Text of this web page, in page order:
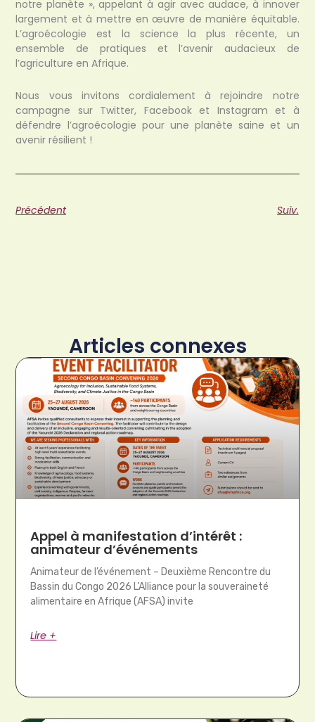
notre planète », appelant à agir avec audace, à innover
largement et à mettre en œuvre de manière équitable.
L’agroécologie est la science la plus récente, un
ensemble de pratiques et l’avenir audacieux de
l’agriculture en Afrique.
Nous vous invitons cordialement à rejoindre notre
campagne sur Twitter, Facebook et Instagram et à
défendre l’agroécologie pour une planète saine et un
avenir résilient !
Précédent Suiv.
Articles connexes
Appel à manifestation d’intérêt :
animateur d’événements
Animateur de l’événement – Deuxième Rencontre du
Bassin du Congo 2026 L’Alliance pour la souveraineté
alimentaire en Afrique (AFSA) invite
Lire +